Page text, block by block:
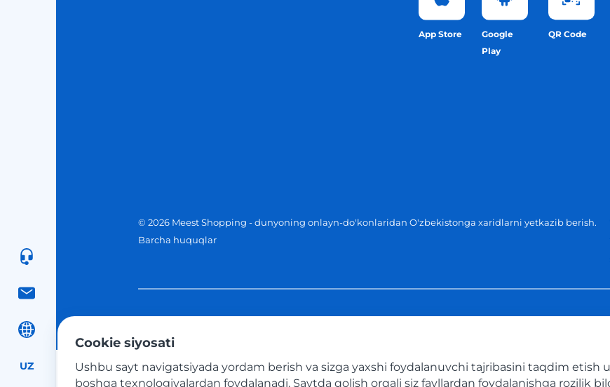
UZ
App Store
Google
Play
QR Code
© 2026 Meest Shopping - dunyoning onlayn-do'konlaridan O'zbekistonga xaridlarni yetkazib berish.
Barcha huquqlar
Cookie siyosati
Ushbu sayt navigatsiyada yordam berish va sizga yaxshi foydalanuvchi tajribasini taqdim etish
boshqa texnologiyalardan foydalanadi. Saytda qolish orqali siz fayllardan foydalanishga rozilik